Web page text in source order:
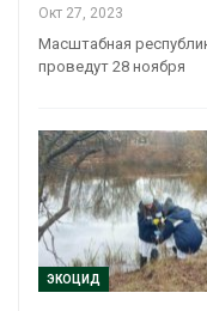
Окт 27, 2023
Масштабная
проведут 28 ноября
ЭКОЦИД